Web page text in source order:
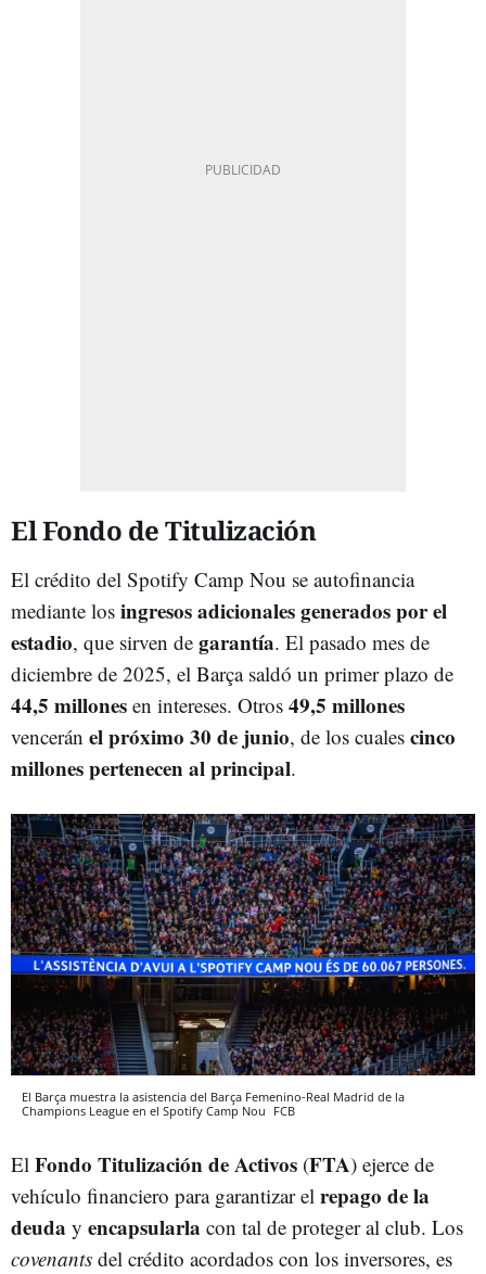
El Fondo de Titulización
El crédito del Spotify Camp Nou se autofinancia
mediante los ingresos adicionales generados por el
estadio, que sirven de garantía. El pasado mes de
diciembre de 2025, el Barça saldó un primer plazo de
44,5 millones en intereses. Otros 49,5 millones
vencerán el próximo 30 de junio, de los cuales cinco
millones pertenecen al principal.
El Barça muestra la asistencia del Barça Femenino-Real Madrid de la
Champions League en el Spotify Camp Nou FCB
El Fondo Titulización de Activos (FTA) ejerce de
vehículo financiero para garantizar el repago de la
deuda y encapsularla con tal de proteger al club. Los
covenants del crédito acordados con los inversores, es